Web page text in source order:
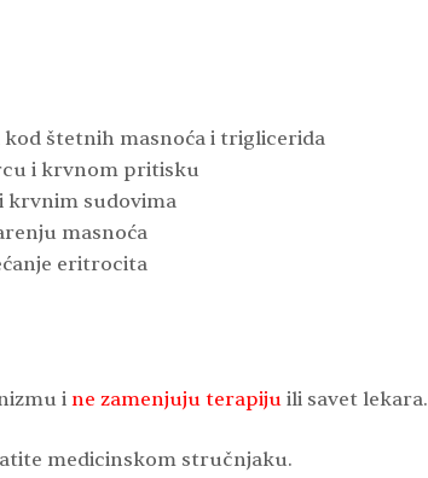
štetnih masnoća i triglicerida
i krvnom pritisku
krvnim sudovima
masnoća
eritrocita
i ne zamenjuju terapiju ili savet lekara.
medicinskom stručnjaku.